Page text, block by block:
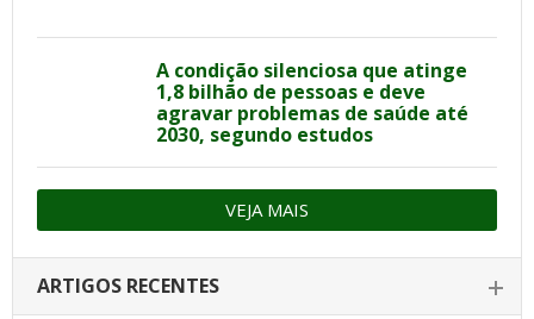
A condição silenciosa que atinge
1,8 bilhão de pessoas e deve
agravar problemas de saúde até
2030, segundo estudos
VEJA MAIS
ARTIGOS RECENTES